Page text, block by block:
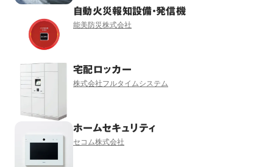
自動火災報知設備・発信機
能美防災株式会社
宅配ロッカー
株式会社フルタイムシステム
ホームセキュリティ
セコム株式会社